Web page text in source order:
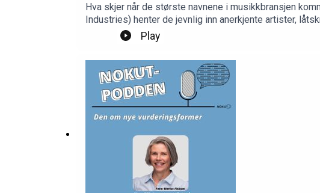
Hva skjer når de største navnene i musikkbransjen
Industries) henter de jevnlig inn anerkjente artister, låtskrivere og
Beite og studieprogramleder og in-house mentor
har til andre institusjoner som vil prøve noe liknende.
Play